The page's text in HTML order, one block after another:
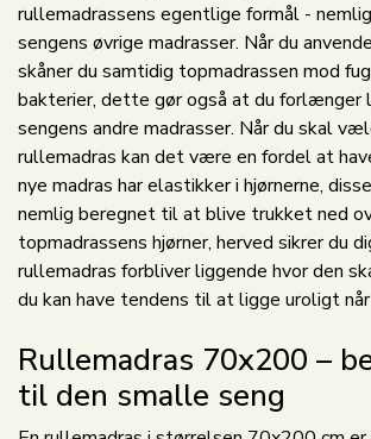
rullemadrassens egentlige formål -
sengens øvrige madrasser. Når du
skåner du samtidig topmadrassen mod
bakterier, dette gør også at du forlænger
sengens andre madrasser. Når du skal
rullemadras kan det være en fordel at
nye madras har elastikker i hjørnerne,
nemlig beregnet til at blive trukket ned
topmadrassens hjørner, herved sikrer du
rullemadras forbliver liggende hvor den
du kan have tendens til at ligge uroligt
Rullemadras 70x200 –
til den smalle seng